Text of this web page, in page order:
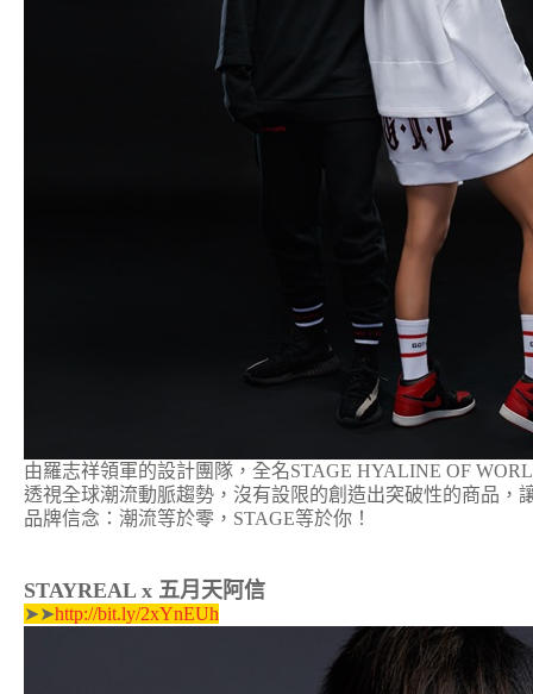
由羅志祥領軍的設計團隊，全名STAGE HYALINE OF
透視全球潮流動脈趨勢，沒有設限的創造出突破性的商品，
品牌信念：潮流等於零，STAGE等於你！
STAYREAL x 五月天阿信
➤➤http://bit.ly/2xYnEUh